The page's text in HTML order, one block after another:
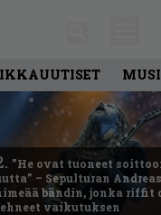
”He ovat tuoneet
– Sepulturan
bändin, jonka riffit
vaikutuksen